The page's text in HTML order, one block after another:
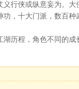
行侠或纵意妄为。
功，十大门派，数百
湖历程，角色不同的